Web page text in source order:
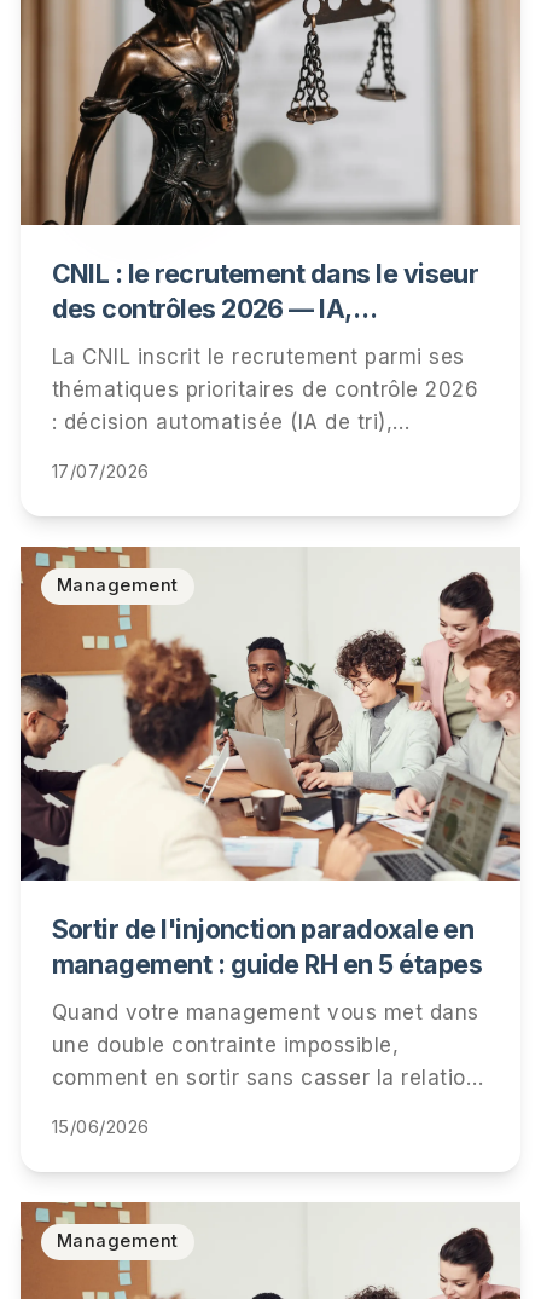
CNIL : le recrutement dans le viseur
des contrôles 2026 — IA,
information des candidats,
conservation des données
La CNIL inscrit le recrutement parmi ses
thématiques prioritaires de contrôle 2026
: décision automatisée (IA de tri),
conservation. Qui est visé, ce qui sera
vérifié, et la checklist pour être prêt.
17/07/2026
Management
Sortir de l'injonction paradoxale en
management : guide RH en 5 étapes
Quand votre management vous met dans
une double contrainte impossible,
comment en sortir sans casser la relation
scripts de métacommunication, retour
d'expérience cabinet.
15/06/2026
Management